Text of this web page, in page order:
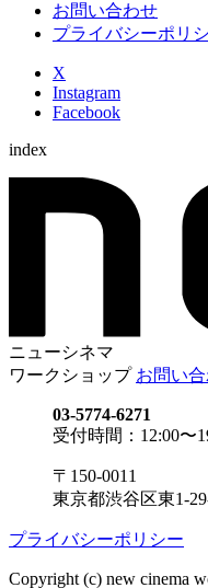
お問い合わせ
プライバシーポリ
X
Instagram
Facebook
index
ニューシネマ
ワークショップ お問い
03-5774-6271
受付時間：12:00〜
〒150-0011
東京都渋谷区東1-
プライバシーポリシー
Copyright (c) new cinema